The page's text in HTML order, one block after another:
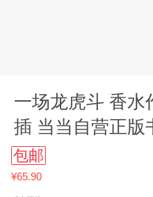
一场龙虎斗 香水
插 当当自营正版
包邮
¥65.90